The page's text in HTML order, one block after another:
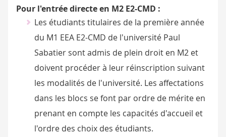
Pour l'entrée directe en M2 E2-CMD :
Les étudiants titulaires de la première année
du M1 EEA E2-CMD de l'université Paul
Sabatier sont admis de plein droit en M2 et
doivent procéder à leur réinscription suivant
les modalités de l'université. Les affectations
dans les blocs se font par ordre de mérite en
prenant en compte les capacités d'accueil et
l'ordre des choix des étudiants.